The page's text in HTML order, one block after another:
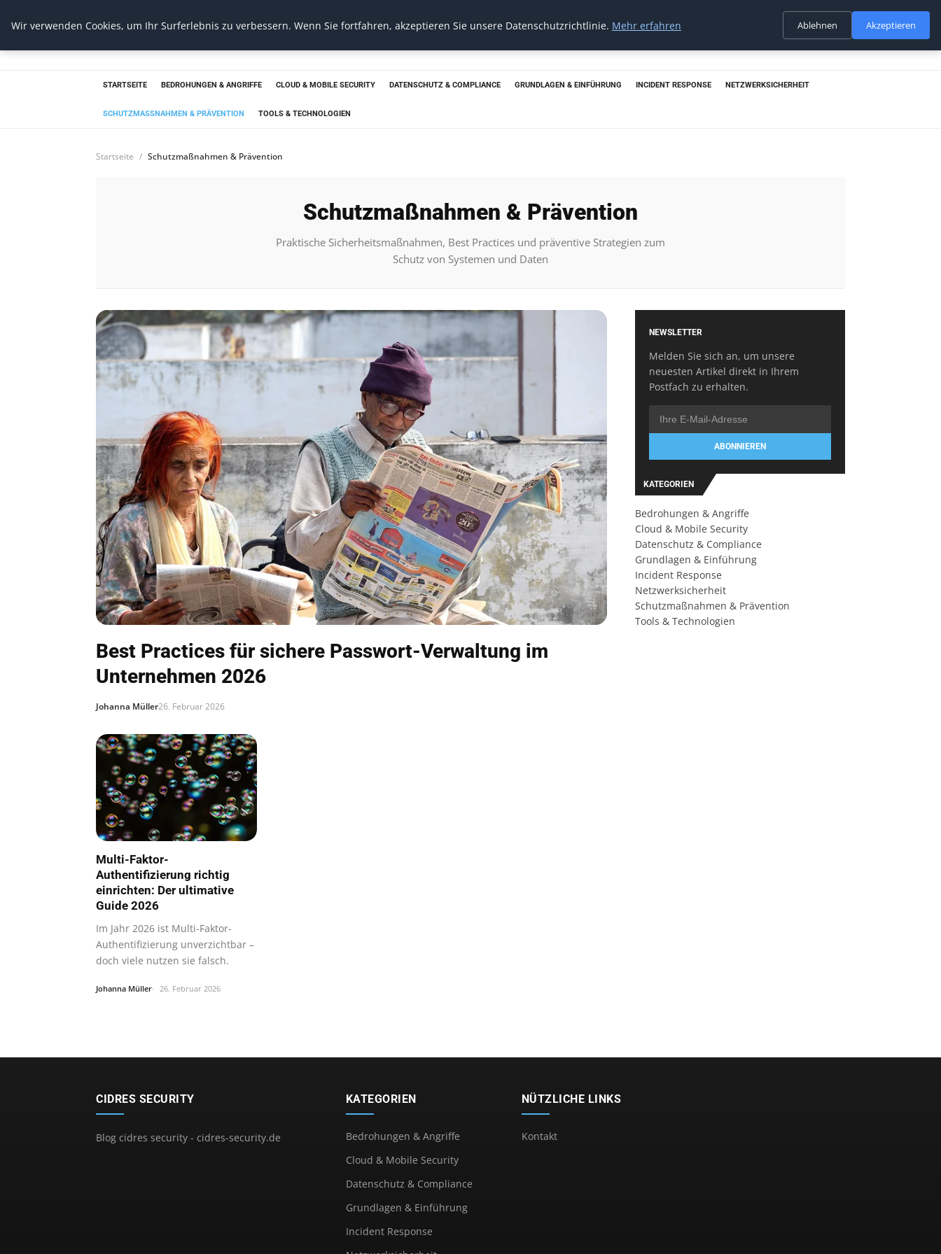
cidres security
STARTSEITE BEDROHUNGEN & ANGRIFFE CLOUD & MOBILE SECURITY DATENSCHUTZ & COMPLIANCE GRUNDLAGEN & EINFÜHRUNG INCIDENT RESPONSE NETZWERKSICHERHEIT
SCHUTZMASSNAHMEN & PRÄVENTION TOOLS & TECHNOLOGIEN
Startseite Schutzmaßnahmen & Prävention
Schutzmaßnahmen & Prävention
Praktische Sicherheitsmaßnahmen, Best Practices und präventive Strategien zum
Schutz von Systemen und Daten
Best Practices für sichere Passwort-Verwaltung im
Unternehmen 2026
Johanna Müller26. Februar 2026
Multi-Faktor-
Authentifizierung richtig
einrichten: Der ultimative
Guide 2026
Im Jahr 2026 ist Multi-Faktor-
Authentifizierung unverzichtbar –
doch viele nutzen sie falsch.
Johanna Müller 26. Februar 2026
NEWSLETTER
Melden Sie sich an, um unsere
neuesten Artikel direkt in Ihrem
Postfach zu erhalten.
ABONNIEREN
KATEGORIEN
Bedrohungen & Angriffe
Cloud & Mobile Security
Datenschutz & Compliance
Grundlagen & Einführung
Incident Response
Netzwerksicherheit
Schutzmaßnahmen & Prävention
Tools & Technologien
CIDRES SECURITY
Blog cidres security - cidres-security.de
KATEGORIEN
Bedrohungen & Angriffe
Cloud & Mobile Security
Datenschutz & Compliance
Grundlagen & Einführung
Incident Response
NÜTZLICHE LINKS
Kontakt
Wir verwenden Cookies, um Ihr Surferlebnis zu verbessern. Wenn Sie fortfahren, akzeptieren Sie unsere Datenschutzrichtlinie. Mehr erfahren Ablehnen Akzeptieren